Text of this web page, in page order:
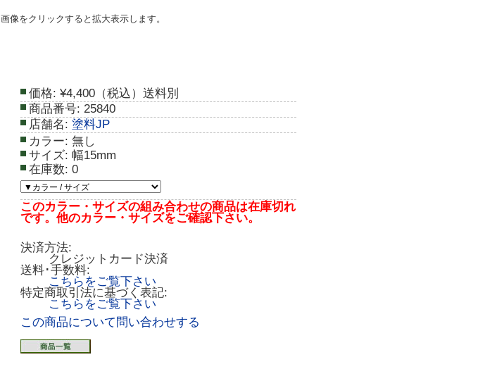
画像をクリックすると拡大表示します。
価格: ¥4,400（税込）送料別
商品番号: 25840
店舗名: 塗料JP
カラー: 無し
サイズ: 幅15mm
在庫数: 0
このカラー・サイズの組み合わせの商品は在庫切れ
です。他のカラー・サイズをご確認下さい。
決済方法:
クレジットカード決済
送料･手数料:
こちらをご覧下さい
特定商取引法に基づく表記:
こちらをご覧下さい
この商品について問い合わせする